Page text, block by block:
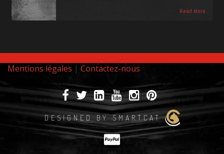
Read More
Mentions légales | Contactez-nous
DESIGNED BY SMARTCAT